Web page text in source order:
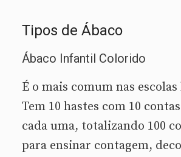
Tipos de Ábaco
Ábaco Infantil Colorido
É o mais comum nas
Tem 10 hastes com 10
cada uma, totalizando 100
para ensinar contagem,